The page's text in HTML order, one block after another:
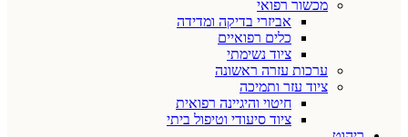
מכשור רפואי
אביזרי בדיקה ומדידה
כלים רפואיים
ציוד נשימתי
ערכות עזרה ראשונה
ציוד עזר ותמיכה
חיטוי והיגיינה רפואית
ציוד סיעודי וטיפול ביתי